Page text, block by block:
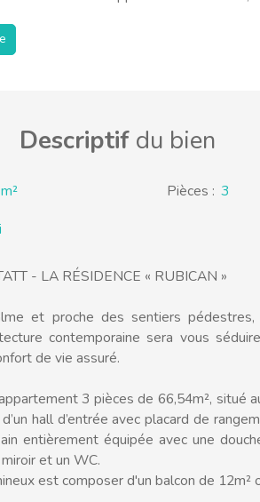
Descriptifdu bien
m² Pièces : 3
- LA RÉSIDENCE « RUBICAN »
et proche des sentiers
contemporaine sera vous
de vie assuré.
3 pièces de 66,54m², situé
hall d’entrée avec placard de
entièrement équipée avec une
et un WC.
est composer d'un balcon de 12m²